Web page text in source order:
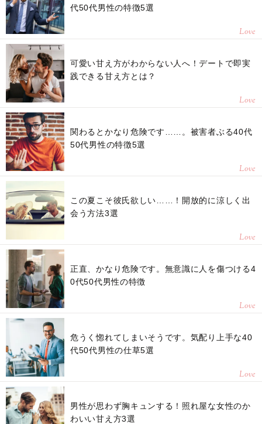
代50代男性の特徴5選
Love
可愛い甘え方がわからない人へ！デートで即実
践できる甘え方とは？
Love
関わるとかなり危険です……。被害者ぶる40代
50代男性の特徴5選
Love
この夏こそ彼氏欲しい……！開放的に涼しく出
会う方法3選
Love
正直、かなり危険です。無意識に人を傷つける4
0代50代男性の特徴
Love
危うく惚れてしまいそうです。気配り上手な40
代50代男性の仕草5選
Love
男性が思わず胸キュンする！照れ屋な女性のか
わいい甘え方3選